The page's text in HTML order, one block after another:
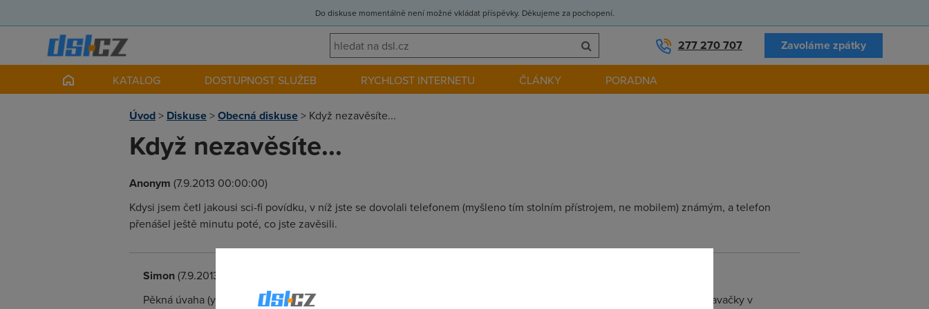
Do diskuse momentálně není možné vkládat příspěvky. Děkujeme za pochopení.
277 270 707 Zavoláme zpátky
KATALOG DOSTUPNOST SLUŽEB RYCHLOST INTERNETU ČLÁNKY PORADNA
Úvod> Diskuse>Obecná diskuse> Když nezavěsíte...
Když nezavěsíte...
Anonym (7.9.2013 00:00:00)
Kdysi jsem četl jakousi sci-fi povídku, v níž jste se dovolali telefonem (myšleno tím stolním přístrojem, ne mobilem) známým, a telefon
přenášel ještě minutu poté, co jste zavěsili.
Simon(7.9.2013 09:49:07)
Pěkná úvaha (y). Přítelkyně chvíli dělala podobnou operátorku. Nabízela produkty a mzda teda nic moc, na úrovni prodavačky v